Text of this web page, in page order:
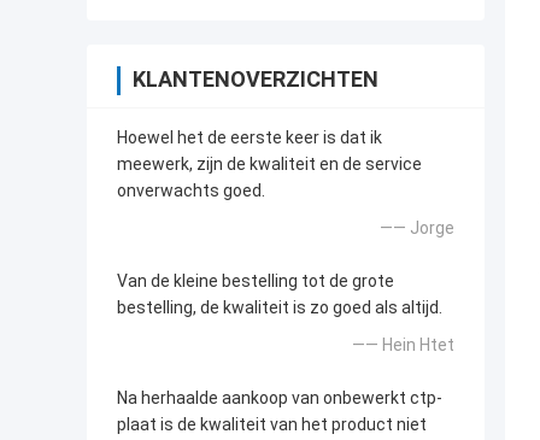
KLANTENOVERZICHTEN
Hoewel het de eerste keer is dat ik
meewerk, zijn de kwaliteit en de service
onverwachts goed.
—— Jorge
Van de kleine bestelling tot de grote
bestelling, de kwaliteit is zo goed als altijd.
—— Hein Htet
Na herhaalde aankoop van onbewerkt ctp-
plaat is de kwaliteit van het product niet